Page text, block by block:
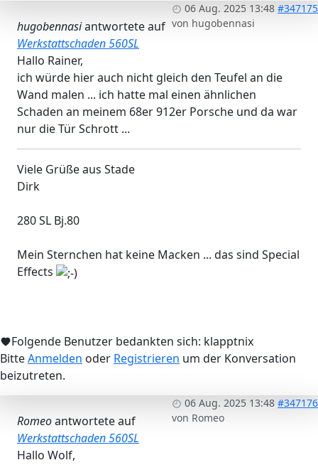
06 Aug. 2025 13:48 #347175
von hugobennasi
hugobennasiantwortete auf
Werkstattschaden 560SL
Hallo Rainer,
ich würde hier auch nicht gleich den Teufel an die
Wand malen ... ich hatte mal einen ähnlichen
Schaden an meinem 68er 912er Porsche und da war
nur die Tür Schrott ...
Viele Grüße aus Stade
Dirk
280 SL Bj.80
Mein Sternchen hat keine Macken ... das sind Special
Effects
Folgende Benutzer bedankten sich: klapptnix
BitteAnmelden oder Registrieren um der Konversation
beizutreten.
06 Aug. 2025 13:48 #347176
von Romeo
Romeoantwortete auf
Werkstattschaden 560SL
Hallo Wolf,